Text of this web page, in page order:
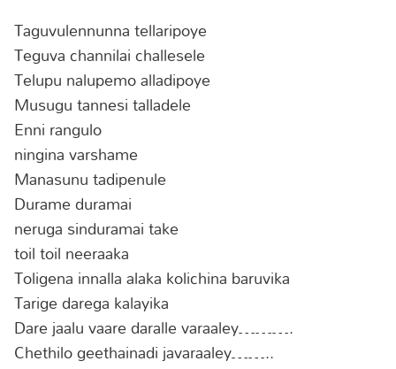
Taguvulennunna tellaripoye
Teguva channilai challesele
Telupu nalupemo alladipoye
Musugu tannesi talladele
Enni rangulo
ningina varshame
Manasunu tadipenule
Durame duramai
neruga sinduramai take
toil toil neeraaka
Toligena innalla alaka kolichina baruvika
Tarige darega kalayika
Dare jaalu vaare daralle varaaley……….
Chethilo geethainadi javaraaley……..